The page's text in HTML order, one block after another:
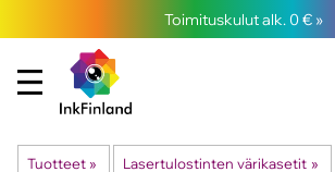
Toimituskulut alk. 0 € »
Tuotteet ‪» Lasertulostinten värikasetit ‪»